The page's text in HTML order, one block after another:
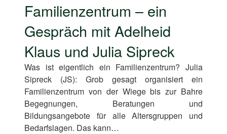
Familienzentrum – ein
Gespräch mit Adelheid
Klaus und Julia Sipreck
Was ist eigentlich ein Familienzentrum? Julia
Sipreck (JS): Grob gesagt organisiert ein
Familienzentrum von der Wiege bis zur Bahre
Begegnungen, Beratungen und
Bildungsangebote für alle Altersgruppen und
Bedarfslagen. Das kann…